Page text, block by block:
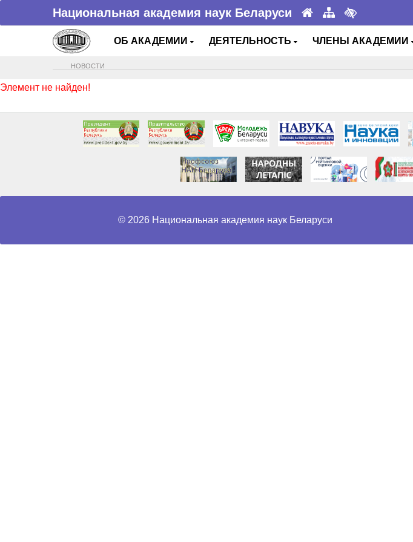
Национальная академия наук Беларуси
ОБ АКАДЕМИИ ДЕЯТЕЛЬНОСТЬ ЧЛЕНЫ АКАДЕМИИ
НОВОСТИ
Элемент не найден!
© 2026 Национальная академия наук Беларуси